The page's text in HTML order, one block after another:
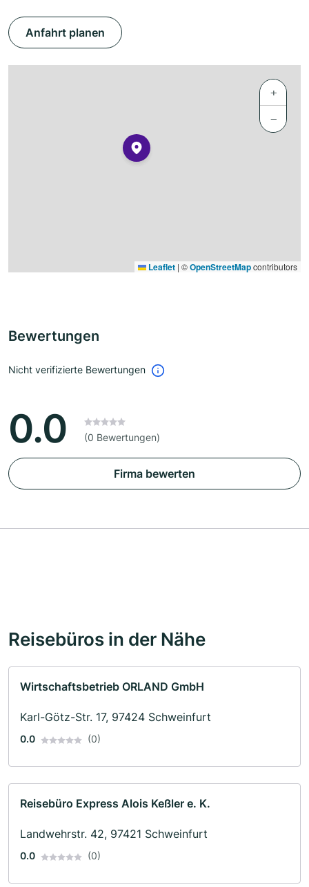
Anfahrt planen
+
−
Leaflet | ©OpenStreetMapcontributors
Bewertungen
Nicht verifizierte Bewertungen
0.0 (0 Bewertungen)
Firma bewerten
Reisebüros in der Nähe
Wirtschaftsbetrieb ORLAND GmbH
Karl-Götz-Str. 17, 97424 Schweinfurt
0.0 (0)
Reisebüro Express Alois Keßler e. K.
Landwehrstr. 42, 97421 Schweinfurt
0.0 (0)